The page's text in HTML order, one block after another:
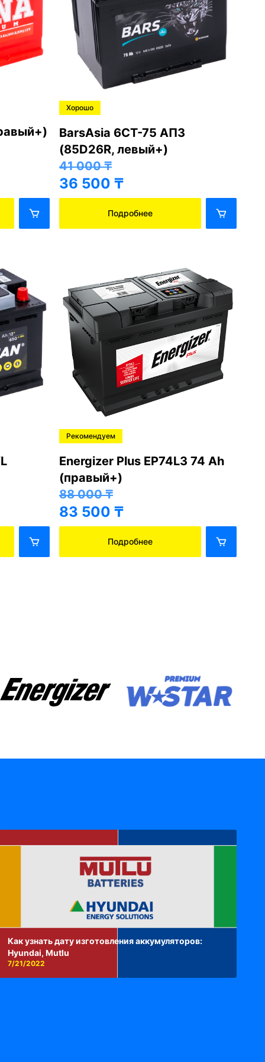
Хорошо
BarsAsia 6СТ-75 АПЗ
(85D26R, левый+)
41 000₸
36 500 ₸
Подробнее
Рекомендуем
Energizer Plus EP74L3 74 Ah
(правый+)
88 000₸
83 500 ₸
Подробнее
Как узнать дату изготовления аккумуляторов:
Hyundai, Mutlu
7/21/2022